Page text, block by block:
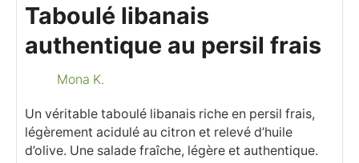
Taboulé libanais
authentique au persil frais
Mona K.
Un véritable taboulé libanais riche en persil frais,
légèrement acidulé au citron et relevé d’huile
d’olive. Une salade fraîche, légère et authentique.